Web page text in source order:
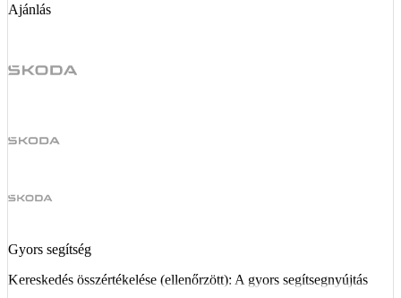
Ajánlás
Gyors segítség
Kereskedés összértékelése (ellenőrzött): A gyors segítsegnyújtás